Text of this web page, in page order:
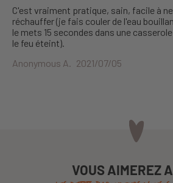
C'est vraiment pratique, sain, facile à
réchauffer (je fais couler de l'eau
le mets 15 secondes dans une
le feu éteint).
Anonymous A. 2021/07/05
VOUS AIMEREZ